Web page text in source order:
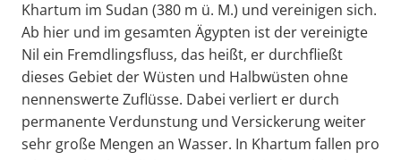
Khartum im Sudan (380 m ü. M.) und vereinigen sich.
Ab hier und im gesamten Ägypten ist der vereinigte
Nil ein Fremdlingsfluss, das heißt, er durchfließt
dieses Gebiet der Wüsten und Halbwüsten ohne
nennenswerte Zuflüsse. Dabei verliert er durch
permanente Verdunstung und Versickerung weiter
sehr große Mengen an Wasser. In Khartum fallen pro